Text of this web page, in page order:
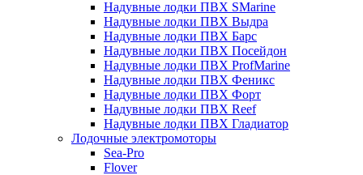
Надувные лодки ПВХ SMarine
Надувные лодки ПВХ Выдра
Надувные лодки ПВХ Барс
Надувные лодки ПВХ Посейдон
Надувные лодки ПВХ ProfMarine
Надувные лодки ПВХ Феникс
Надувные лодки ПВХ Форт
Надувные лодки ПВХ Reef
Надувные лодки ПВХ Гладиатор
Лодочные электромоторы
Sea-Pro
Flover